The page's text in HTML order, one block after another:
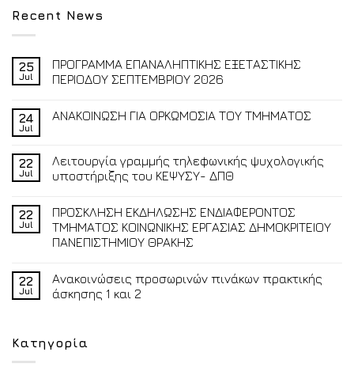
Recent News
25
Jul
ΠΡΟΓΡΑΜΜΑ ΕΠΑΝΑΛΗΠΤΙΚΗΣ ΕΞΕΤΑΣΤΙΚΗΣ
ΠΕΡΙΟΔΟΥ ΣΕΠΤΕΜΒΡΙΟΥ 2026
24
Jul
ΑΝΑΚΟΙΝΩΣΗ ΓΙΑ ΟΡΚΩΜΟΣΙΑ ΤΟΥ ΤΜΗΜΑΤΟΣ
22
Jul
Λειτουργία γραμμής τηλεφωνικής ψυχολογικής
υποστήριξης του ΚΕΨΥΣΥ- ΔΠΘ
22
Jul
ΠΡΟΣΚΛΗΣΗ ΕΚΔΗΛΩΣΗΣ ΕΝΔΙΑΦΕΡΟΝΤΟΣ
ΤΜΗΜΑΤΟΣ ΚΟΙΝΩΝΙΚΗΣ ΕΡΓΑΣΙΑΣ ΔΗΜΟΚΡΙΤΕΙΟΥ
ΠΑΝΕΠΙΣΤΗΜΙΟΥ ΘΡΑΚΗΣ
22
Jul
Ανακοινώσεις προσωρινών πινάκων πρακτικής
άσκησης 1 και 2
Κατηγορία